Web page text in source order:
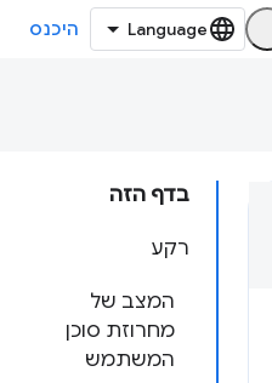
היכנס
בדף הזה
רקע
המצב של
מחרוזת סוכן
המשתמש